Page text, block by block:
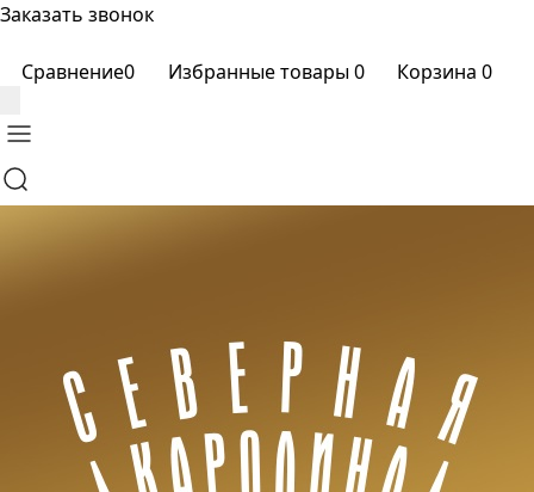
Заказать звонок
Сравнение0 Избранные товары0 Корзина 0